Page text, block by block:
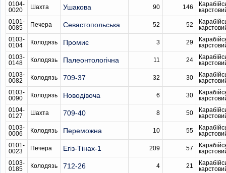
0104-
0020
Шахта Ушакова 90 146
0101-
0085
Печера Севастопольська 52 52
0103-
0104
Колодязь Промиє 3 29
0103-
0148
Колодязь Палеонтологічна 11 24
0103-
0082
Колодязь 709-37 32 30
0103-
0090
Колодязь Новодівоча 6 30
0104-
0127
Шахта 709-40 8 50
0103-
0006
Колодязь Переможна 10 55
0101-
0023
Печера Егіз-Тінах-1 209 57
0103-
0185
Колодязь 712-26 4 21